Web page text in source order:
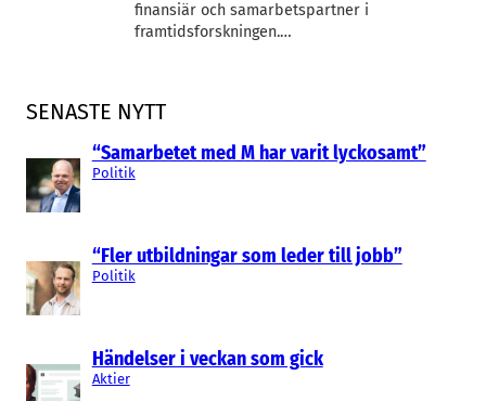
SENASTE NYTT
“Samarbetet med M har varit lyckosamt”
Politik
“Fler utbildningar som leder till jobb”
Politik
Händelser i veckan som gick
Aktier
finansiär och samarbetspartner i
framtidsforskningen.…